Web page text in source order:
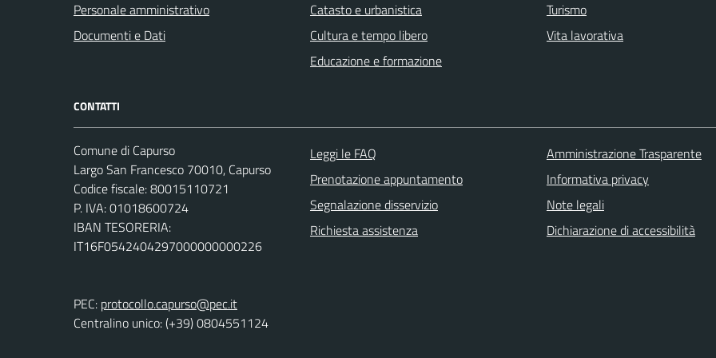
Personale amministrativo
Documenti e Dati
Catasto e urbanistica
Cultura e tempo libero
Educazione e formazione
Turismo
Vita lavorativa
CONTATTI
Comune di Capurso
Largo San Francesco 70010, Capurso
Codice fiscale: 80015110721
P. IVA: 01018600724
IBAN TESORERIA:
IT16F0542404297000000000226
PEC: protocollo.capurso@pec.it
Centralino unico: (+39) 0804551124
Leggi le FAQ
Prenotazione appuntamento
Segnalazione disservizio
Richiesta assistenza
Amministrazione Trasparente
Informativa privacy
Note legali
Dichiarazione di accessibilità